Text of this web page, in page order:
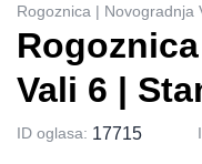
Vali 6 |
Rogoznica | Novogradnja
ID oglasa: 17715